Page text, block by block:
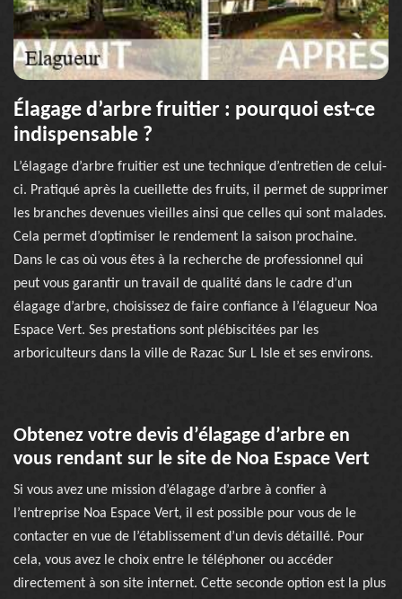
Élagage d’arbre fruitier : pourquoi est-ce
indispensable ?
L’élagage d’arbre fruitier est une technique d’entretien de celui-
ci. Pratiqué après la cueillette des fruits, il permet de supprimer
les branches devenues vieilles ainsi que celles qui sont malades.
Cela permet d’optimiser le rendement la saison prochaine.
Dans le cas où vous êtes à la recherche de professionnel qui
peut vous garantir un travail de qualité dans le cadre d’un
élagage d’arbre, choisissez de faire confiance à l’élagueur Noa
Espace Vert. Ses prestations sont plébiscitées par les
arboriculteurs dans la ville de Razac Sur L Isle et ses environs.
Obtenez votre devis d’élagage d’arbre en
vous rendant sur le site de Noa Espace Vert
Si vous avez une mission d’élagage d’arbre à confier à
l’entreprise Noa Espace Vert, il est possible pour vous de le
contacter en vue de l’établissement d’un devis détaillé. Pour
cela, vous avez le choix entre le téléphoner ou accéder
directement à son site internet. Cette seconde option est la plus